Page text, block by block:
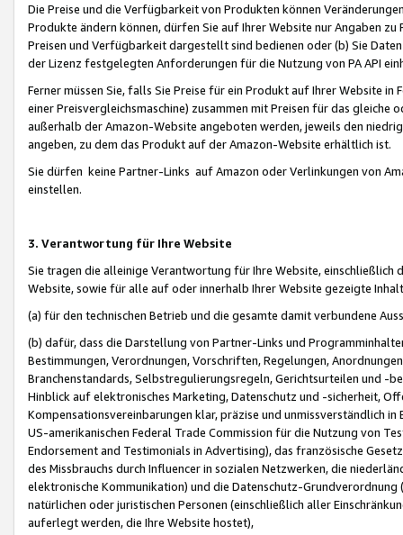
Die Preise und die Verfügbarkeit von Produkten können
Produkte ändern können, dürfen Sie auf Ihrer Website nur Angaben
Preisen und Verfügbarkeit dargestellt sind bedienen oder (b) Sie
der Lizenz festgelegten Anforderungen für die Nutzung von PA API
Ferner müssen Sie, falls Sie Preise für ein Produkt auf Ihrer Website
einer Preisvergleichsmaschine) zusammen mit Preisen für das
außerhalb der Amazon-Website angeboten werden, jeweils den
angeben, zu dem das Produkt auf der Amazon-Website erhältlich ist.
Sie dürfen keine Partner-Links auf Amazon oder Verlinkungen von
einstellen.
3. Verantwortung für Ihre Website
Sie tragen die alleinige Verantwortung für Ihre Website,
Website, sowie für alle auf oder innerhalb Ihrer Website gezeigte
(a) für den technischen Betrieb und die gesamte damit verbundene
(b) dafür, dass die Darstellung von Partner-Links und
Bestimmungen, Verordnungen, Vorschriften, Regelungen,
Branchenstandards, Selbstregulierungsregeln, Gerichtsurteilen und -
Hinblick auf elektronisches Marketing, Datenschutz und -sicherheit,
Kompensationsvereinbarungen klar, präzise und unmissverständlich
US-amerikanischen Federal Trade Commission für die Nutzung von
Endorsement and Testimonials in Advertising), das französische
des Missbrauchs durch Influencer in sozialen Netzwerken, die
elektronische Kommunikation) und die Datenschutz-
natürlichen oder juristischen Personen (einschließlich aller
auferlegt werden, die Ihre Website hostet),